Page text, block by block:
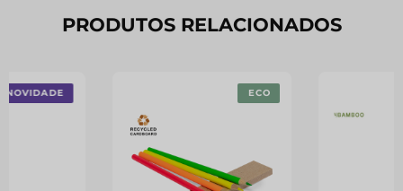
PRODUTOS RELACIONADOS
NOVIDADE ECO